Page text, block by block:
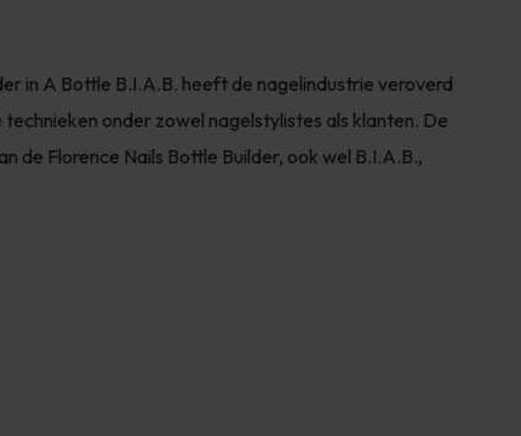
in A Bottle B.I.A.B. heeft de nagelindustrie veroverd
onder zowel nagelstylistes als klanten. De
de Florence Nails Bottle Builder, ook wel B.I.A.B.,